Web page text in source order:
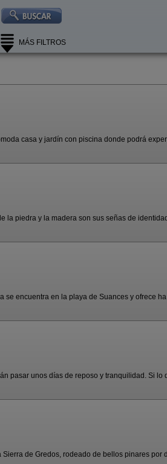
MÁS FILTROS
casa y jardín con piscina donde podrá
piedra y la madera son sus señas de identidad.
encuentra en la playa de Suances y ofrece ha
pasar unos días de reposo y tranquilidad. Si lo
de Gredos, rodeado de bellos pinares por